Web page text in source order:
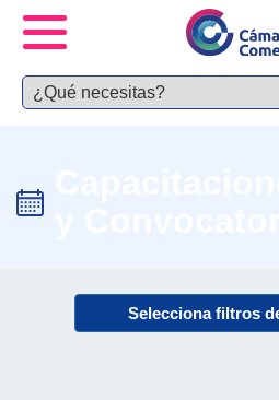
Selecciona filtros